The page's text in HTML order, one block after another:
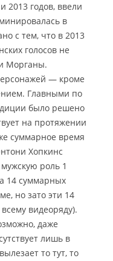
2013 годов, ввели
в
с тем, что в 2013
голосов не
Морганы.
— кроме
Главными по
было решено
на протяжении
суммарное время
Хопкинс
роль 1
14 суммарных
но зато эти 14
видеоряду).
даже
лишь в
то тут, то